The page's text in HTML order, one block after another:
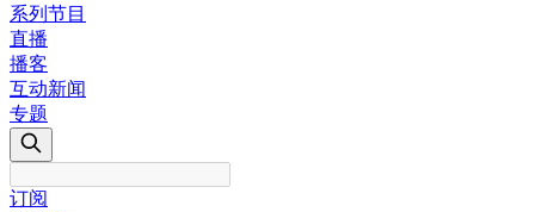
系列节目
直播
播客
互动新闻
专题
订阅